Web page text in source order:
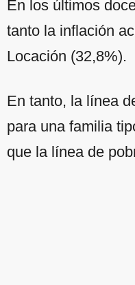
En los últimos
tanto la inflación
Locación (32,8%).
En tanto, la línea
para una familia
que la línea de